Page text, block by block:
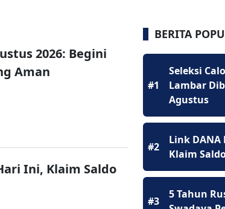
2026: Begini
Aman
Ini, Klaim Saldo
BERITA
#1
Seleksi
Lambar
Agustus
#2
Link DANA
Klaim
#3
5 Tahun